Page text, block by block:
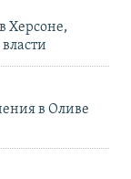
Херсоне,
в Оливе